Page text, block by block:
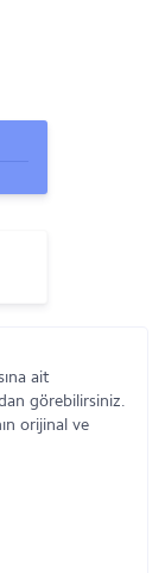
ait
görebilirsiniz.
orijinal ve